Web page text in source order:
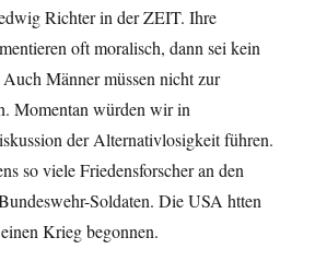
Richter in der ZEIT. Ihre
oft moralisch, dann sei kein
Männer müssen nicht zur
Momentan würden wir in
der Alternativlosigkeit führen.
so viele Friedensforscher an den
Soldaten. Die USA htten
Krieg begonnen.